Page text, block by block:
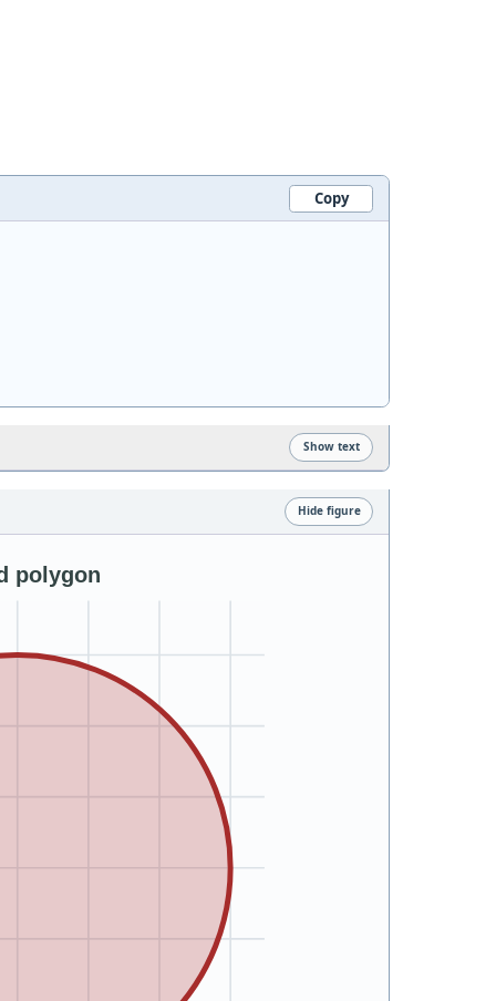
Copy
Show text
Hide figure